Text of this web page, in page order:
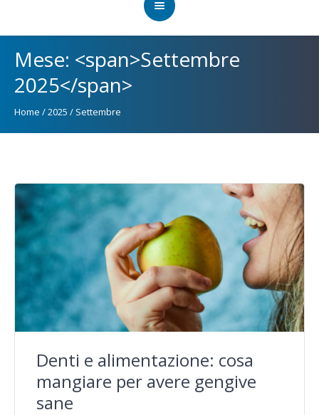
Mese: <span>Settembre
2025</span>
Home /2025 / Settembre
Denti e alimentazione: cosa
mangiare per avere gengive
sane